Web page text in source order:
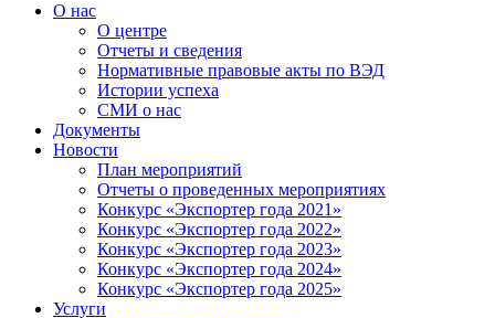
О нас
О центре
Отчеты и сведения
Нормативные правовые акты по ВЭД
Истории успеха
СМИ о нас
Документы
Новости
План мероприятий
Отчеты о проведенных мероприятиях
Конкурс «Экспортер года 2021»
Конкурс «Экспортер года 2022»
Конкурс «Экспортер года 2023»
Конкурс «Экспортер года 2024»
Конкурс «Экспортер года 2025»
Услуги